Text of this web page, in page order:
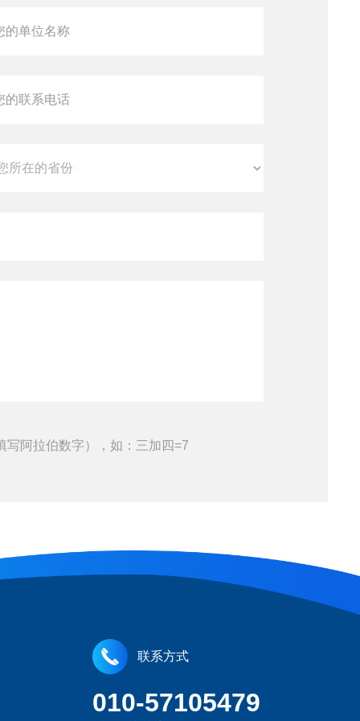
写阿拉伯数字），如：三加四=7
联系方式
010-57105479